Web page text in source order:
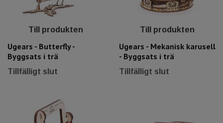
Till produkten
Ugears - Butterfly -
Byggsats i trä
Tillfälligt slut
Till produkten
Ugears - Mekanisk karusell
- Byggsats i trä
Tillfälligt slut